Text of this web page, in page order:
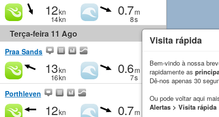
12kn
14kn
0.7m
8s
Terça-feira 11 Ago
Praa Sands
13kn
16kn
0.6m
7s
Porthleven
12kn 0.7m
Visita rápida
Bem-vindo à nossa
rapidamente as
Dê-nos apenas 30
Ou pode voltar aqui
Alertas > Visita rápida